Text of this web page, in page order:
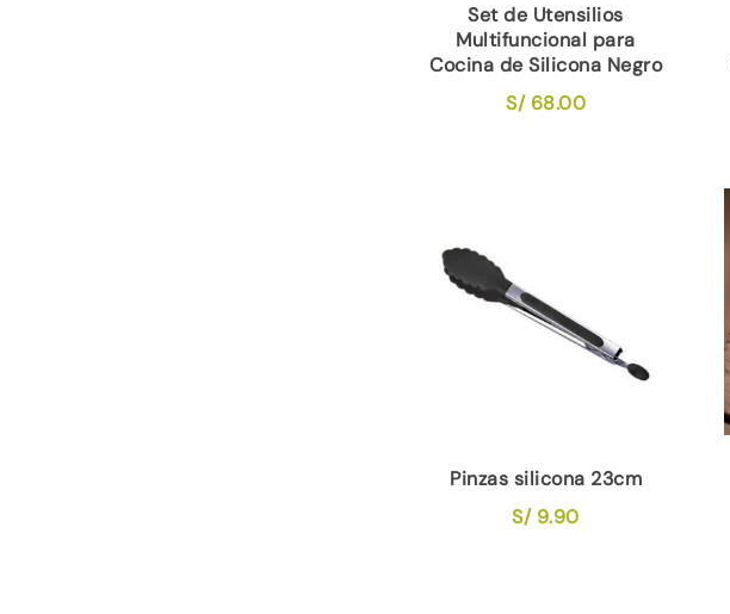
Set de Utensilios
Multifuncional para
Cocina de Silicona Negro
S/68.00
Pinzas silicona 23cm
S/9.90